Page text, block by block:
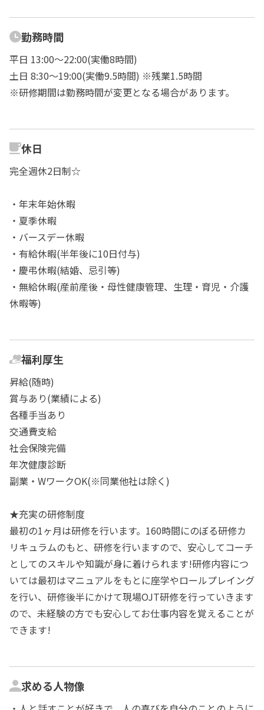
勤務時間
平日 13:00～22:00(実働8時間)
土日 8:30～19:00(実働9.5時間) ※残業1.5時間
※研修期間は勤務時間が変更となる場合があります。
休日
完全週休2日制☆
・年末年始休暇
・夏季休暇
・バースデー休暇
・有給休暇(半年後に10日付与)
・慶弔休暇(結婚、忌引等)
・無給休暇(産前産後・母性健康管理、生理・育児・介護
休暇等)
福利厚生
昇給(随時)
賞与あり(業績による)
各種手当あり
交通費支給
社会保険完備
年次健康診断
副業・WワークOK(※同業他社は除く)
★充実の研修制度
最初の1ヶ月は研修を行います。160時間にのぼる研修カ
リキュラムのもと、研修を行いますので、安心してコーチ
としてのスキルや知識が身に着けられます!研修内容につ
いては最初はマニュアルをもとに座学やロールプレイング
を行い、研修後半にかけて現場OJT研修を行っていきます
ので、未経験の方でも安心してお仕事内容を覚えることが
できます!
求める人物像